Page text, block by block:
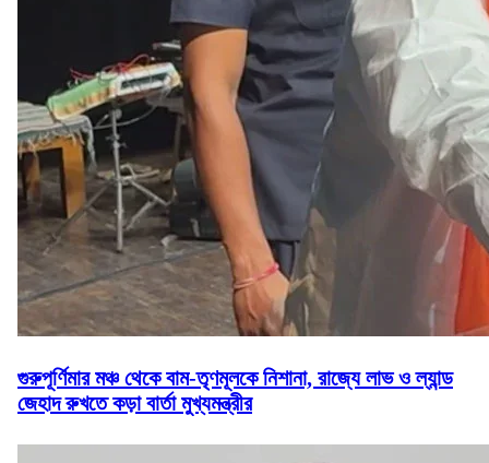
গুরুপূর্ণিমার মঞ্চ থেকে বাম-তৃণমূলকে নিশানা, রাজ্যে লাভ ও ল্যান্ড
জেহাদ রুখতে কড়া বার্তা মুখ্যমন্ত্রীর